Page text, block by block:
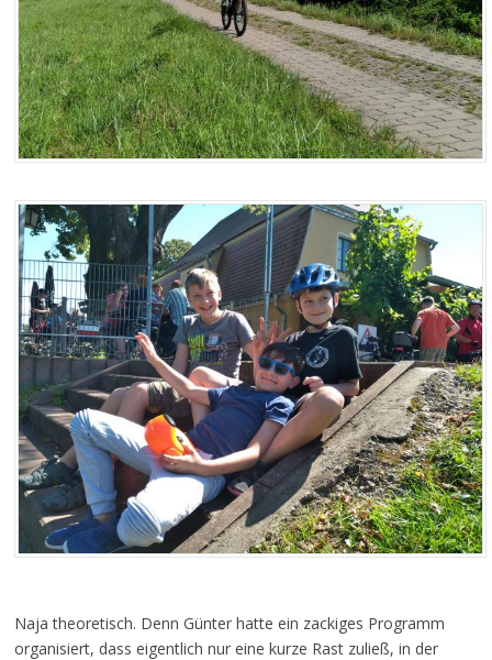
Naja theoretisch. Denn Günter hatte ein zackiges Programm
organisiert, dass eigentlich nur eine kurze Rast zuließ, in der